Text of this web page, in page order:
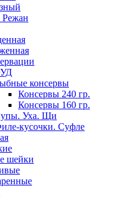
консервы
Консервы 240 гр.
Консервы 160 гр.
Уха. Щи
кусочки. Суфле
шейки